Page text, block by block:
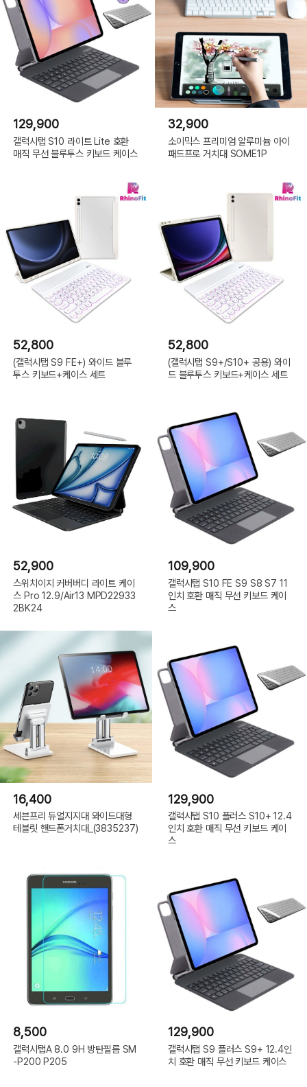
129,900
갤럭시탭 S10 라이트 Lite 호환
매직 무선 블루투스 키보드 케이스
32,900
소이믹스 프리미엄 알루미늄 아이
패드프로 거치대 SOME1P
52,800
(갤럭시탭 S9 FE+) 와이드 블루
투스 키보드+케이스 세트
52,800
(갤럭시탭 S9+/S10+ 공용) 와이
드 블루투스 키보드+케이스 세트
52,900
스위치이지 커버버디 라이트 케이
스 Pro 12.9/Air13 MPD22933
2BK24
109,900
갤럭시탭 S10 FE S9 S8 S7 11
인치 호환 매직 무선 키보드 케이
스
16,400
세븐프리 듀얼지지대 와이드대형
테블릿 핸드폰거치대_(3835237)
129,900
갤럭시탭 S10 플러스 S10+ 12.4
인치 호환 매직 무선 키보드 케이
스
8,500
갤럭시탭A 8.0 9H 방탄필름 SM
-P200 P205
129,900
갤럭시탭 S9 플러스 S9+ 12.4인
치 호환 매직 무선 키보드 케이스